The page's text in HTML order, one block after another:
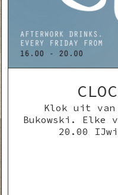
Klok uit van
Bukowski. Elke
20.00